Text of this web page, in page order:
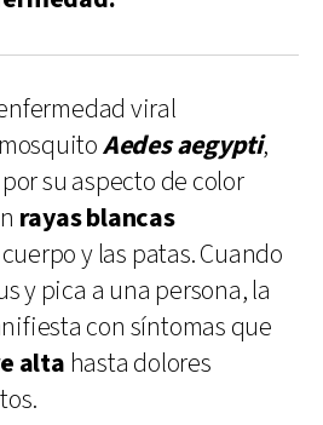
viral
Aedes aegypti,
su aspecto de color
rayas blancas
y las patas. Cuando
y pica a una persona, la
con síntomas que
alta hasta dolores